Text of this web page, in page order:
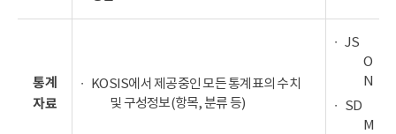
통계
자료
KOSIS에서 제공중인 모든 통계표의 수치
및 구성정보(항목, 분류 등)
JS
O
N
SD
M